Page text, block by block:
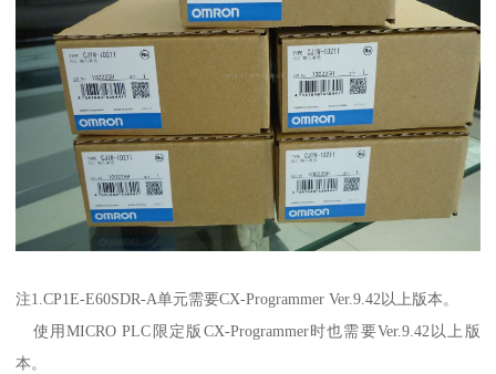
注1.CP1E-E60SDR-A单元需要CX-Programmer Ver.9.42以上版本。
使用MICRO PLC限定版CX-Programmer时也需要Ver.9.42以上版
本。